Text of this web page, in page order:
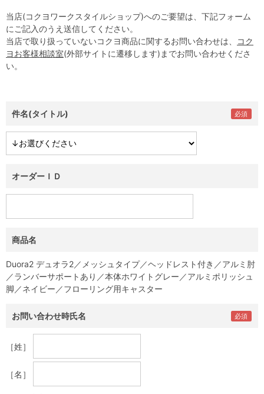
当店(コクヨワークスタイルショップ)へのご要望は、下記フォーム
にご記入のうえ送信してください。
当店で取り扱っていないコクヨ商品に関するお問い合わせは、
コク
ヨお客様相談室(外部サイトに遷移します)までお問い合わせくださ
い。
件名(タイトル)
オーダーＩＤ
商品名
Duora2 デュオラ2／メッシュタイプ／ヘッドレスト付き／アルミ肘
／ランバーサポートあり／本体ホワイトグレー／アルミポリッシュ
脚／ネイビー／フローリング用キャスター
お問い合わせ時氏名
［姓］
［名］